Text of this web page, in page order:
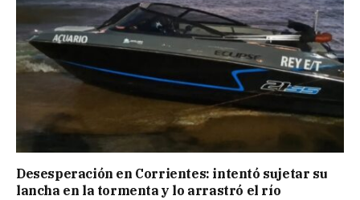
Desesperación en Corrientes: intentó sujetar su
lancha en la tormenta y lo arrastró el río